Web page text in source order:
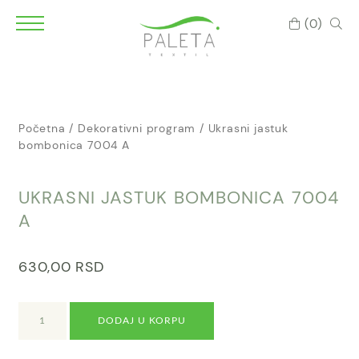
(0)
Početna / Dekorativni program / Ukrasni jastuk
bombonica 7004 A
UKRASNI JASTUK BOMBONICA 7004
A
630,00 RSD
jastuk
bombonica
DODAJ U KORPU